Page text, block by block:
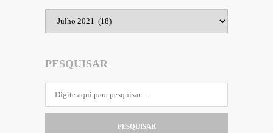
PESQUISAR
PESQUISAR